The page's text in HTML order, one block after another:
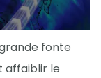
fonte
affaiblir le